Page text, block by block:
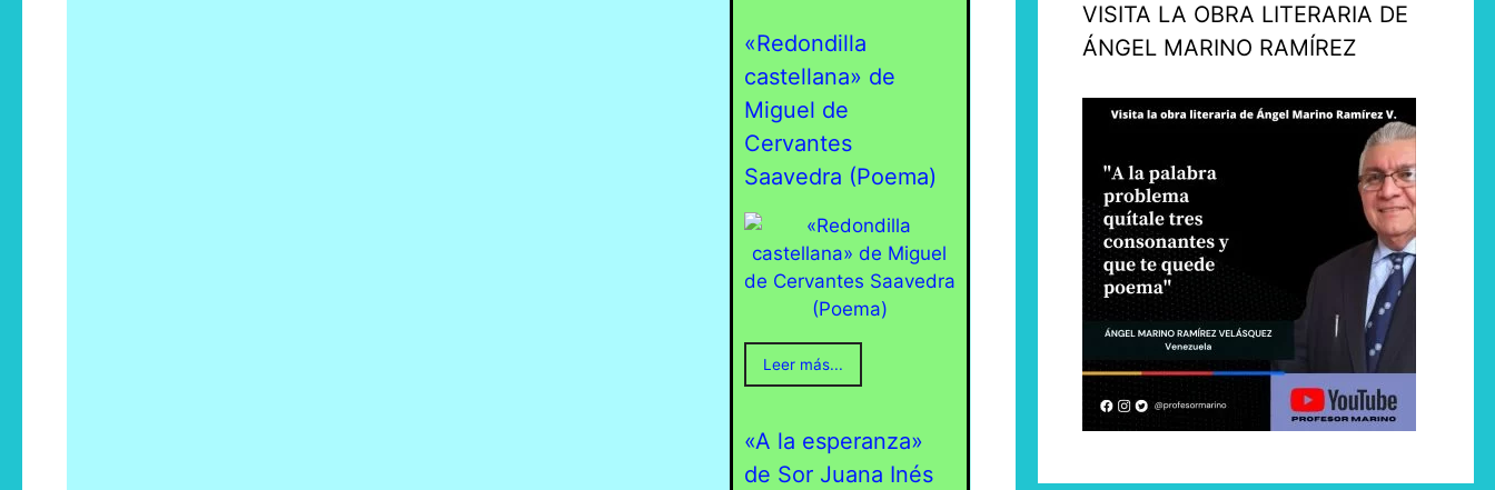
«Redondilla
castellana» de
Miguel de
Cervantes
Saavedra (Poema)
Leer más...
«A la esperanza»
de Sor Juana Inés
VISITA LA OBRA LITERARIA DE
ÁNGEL MARINO RAMÍREZ